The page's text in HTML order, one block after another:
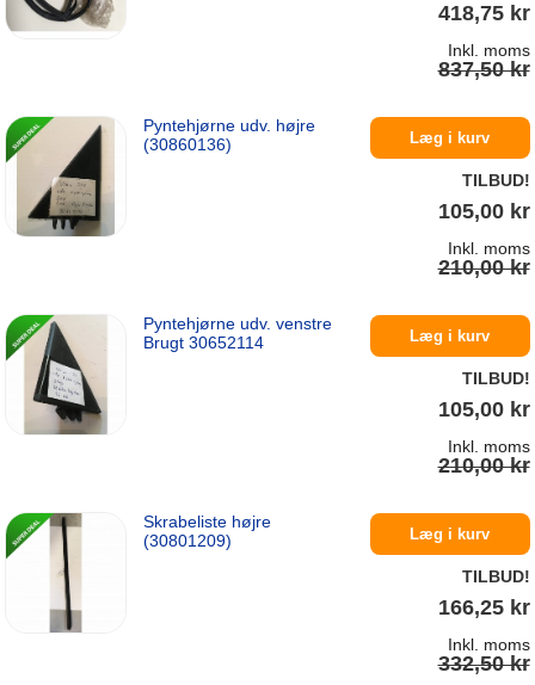
418,75 kr
Inkl. moms
837,50 kr
På lager
Pyntehjørne udv. højre
(30860136)
Læg i kurv
TILBUD!
105,00 kr
Inkl. moms
210,00 kr
På lager
Pyntehjørne udv. venstre
Brugt 30652114
Læg i kurv
TILBUD!
105,00 kr
Inkl. moms
210,00 kr
På lager
Skrabeliste højre
(30801209)
Læg i kurv
TILBUD!
166,25 kr
Inkl. moms
332,50 kr